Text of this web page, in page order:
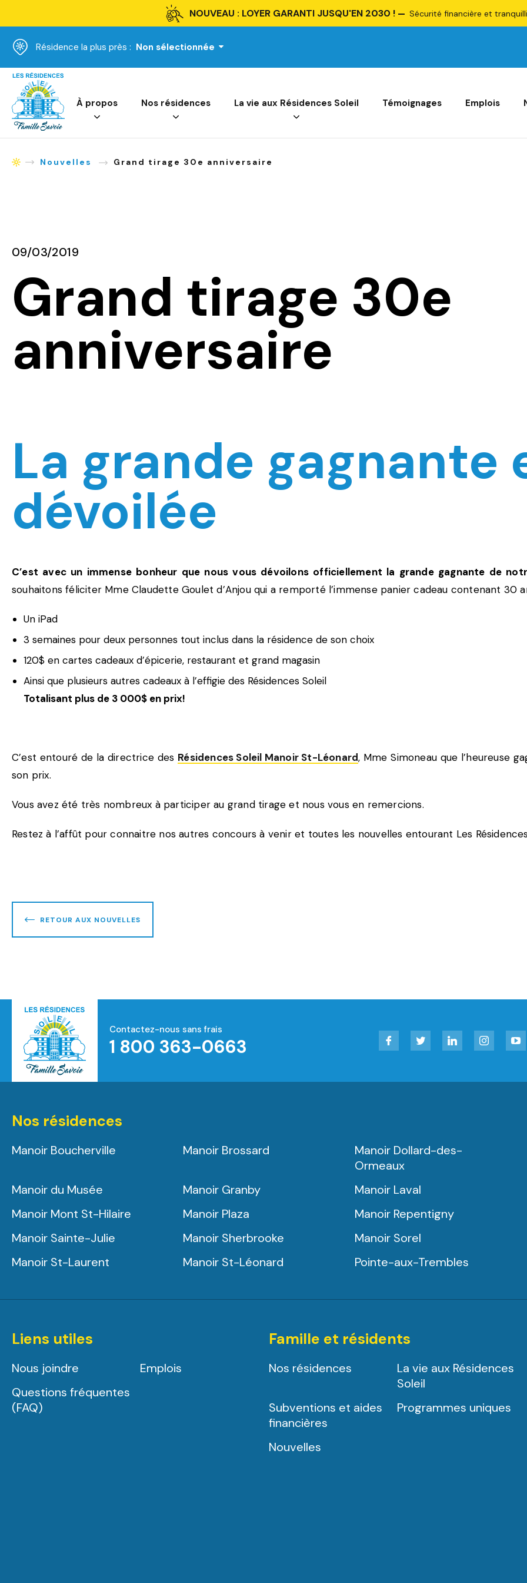
NOUVEAU : LOYER GARANTI JUSQU'EN 2030 ! Sécurité financière et
Résidence la plus près : Non sélectionnée
Accueil
À propos Nos résidences La vie aux Résidences Soleil Témoignages Emplois
AccueilNouvelles Grand tirage 30e anniversaire
09/03/2019
Grand tirage 30e
anniversaire
La grande gagnante
dévoilée
C’est avec un immense bonheur que nous vous dévoilons officiellement la grande gagnante de
souhaitons féliciter Mme Claudette Goulet d’Anjou qui a remporté l’immense panier cadeau contenant 30
Un iPad
3 semaines pour deux personnes tout inclus dans la résidence de son choix
120$ en cartes cadeaux d’épicerie, restaurant et grand magasin
Ainsi que plusieurs autres cadeaux à l’effigie des Résidences Soleil
Totalisant plus de 3 000$ en prix!
C’est entouré de la directrice des Résidences Soleil Manoir St-Léonard, Mme Simoneau que l’heureuse
son prix.
Vous avez été très nombreux à participer au grand tirage et nous vous en remercions.
Restez à l’affût pour connaitre nos autres concours à venir et toutes les nouvelles entourant Les
RETOUR AUX NOUVELLES
Accueil
Contactez-nous sans frais
1 800 363-0663
Facebook Twitter LinkedIn Instagram
Nos résidences
Manoir Boucherville Manoir Brossard
Manoir Dollard-des-
Ormeaux
Manoir du Musée
Manoir Granby
Manoir Laval
Manoir Mont St-Hilaire
Manoir Plaza
Manoir Repentigny
Manoir Sainte-Julie
Manoir Sherbrooke
Manoir Sorel
Manoir St-Laurent
Manoir St-Léonard Pointe-aux-Trembles
Liens utiles
Nous joindre
Emplois
Questions fréquentes
(FAQ)
Famille et résidents
Nos résidences
La vie aux Résidences
Soleil
Subventions et aides
financières
Programmes uniques
Nouvelles